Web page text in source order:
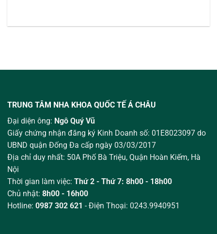
TRUNG TÂM NHA KHOA QUỐC TẾ Á CHÂU
Đại diện ông: Ngô Quý Vũ
Giấy chứng nhận đăng ký Kinh Doanh số: 01E8023097 do
UBND quận Đống Đa cấp ngày 03/03/2017
Địa chỉ duy nhất: 50A Phố Bà Triệu, Quận Hoàn Kiếm, Hà
Nội
Thời gian làm việc: Thứ 2 - Thứ 7: 8h00 - 18h00
Chủ nhật: 8h00 - 16h00
Hotline: 0987 302 621 - Điện Thoại: 0243.9940951